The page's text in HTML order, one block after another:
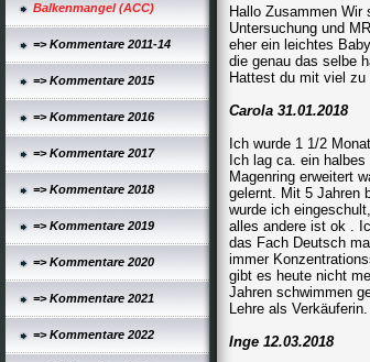
Balkenmangel (ACC)
=> Kommentare 2011-14
=> Kommentare 2015
=> Kommentare 2016
=> Kommentare 2017
=> Kommentare 2018
=> Kommentare 2019
=> Kommentare 2020
=> Kommentare 2021
=> Kommentare 2022
Hallo Zusammen Wir
Untersuchung und
eher ein leichtes
die genau das selbe
Hattest du mit viel zu
Carola 31.01.2018
Ich wurde 1 1/2
Ich lag ca. ein
Magenring erweitert
gelernt. Mit 5 Jahren
wurde ich
alles andere ist ok .
das Fach Deutsch
immer
gibt es heute nicht
Jahren schwimmen
Lehre als Verkäuferin.
Inge 12.03.2018